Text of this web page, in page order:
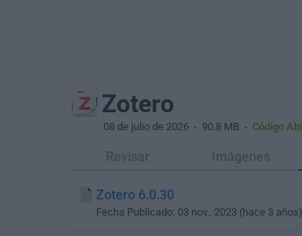
Zotero
08 de julio de 2026 - 90.8 MB - Código
Revisar Imágenes
Zotero 6.0.30
Fecha Publicado: 03 nov.. 2023 (hace 3 años)